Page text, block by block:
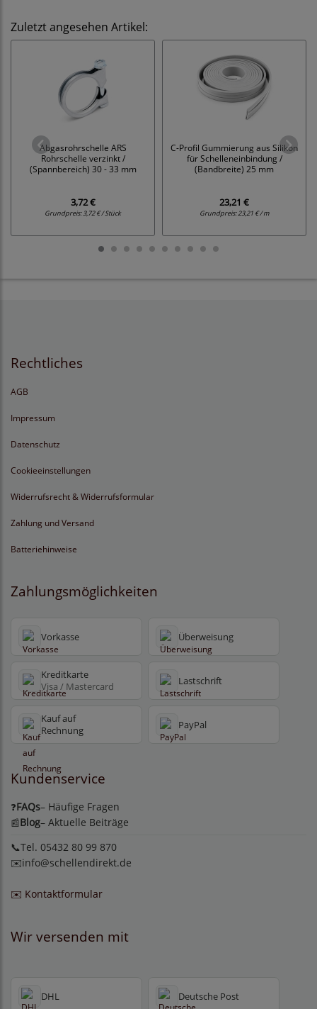
Zuletzt angesehen Artikel:
Abgasrohrschelle ARS
Rohrschelle verzinkt /
(Spannbereich) 30 - 33 mm
3,72 €
Grundpreis:3,72 € / Stück
C-Profil Gummierung aus Silikon
für Schelleneinbindung /
(Bandbreite) 25 mm
23,21 €
Grundpreis:23,21 € / m
Rechtliches
AGB
Impressum
Datenschutz
Cookieeinstellungen
Widerrufsrecht & Widerrufsformular
Zahlung und Versand
Batteriehinweise
Zahlungsmöglichkeiten
Vorkasse Überweisung
Kreditkarte
Visa / Mastercard Lastschrift
Kauf auf
Rechnung
PayPal
Kundenservice
❓FAQs– Häufige Fragen
📰Blog– Aktuelle Beiträge
📞Tel. 05432 80 99 870
✉️info@schellendirekt.de
✉️ Kontaktformular
Wir versenden mit
DHL Deutsche Post